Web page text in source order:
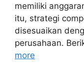
memiliki
itu, strategi
disesuaikan
perusahaan.
more